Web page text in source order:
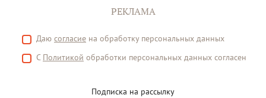
РЕКЛАМА
Даю согласие на обработку персональных данных
С Политикой обработки персональных данных согласен
Подписка на рассылку